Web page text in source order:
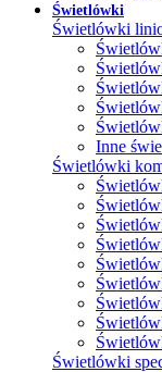
Świetlówki
Świetlówki
Inne
Świetlówki
Świetlówki